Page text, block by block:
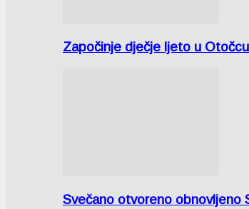
Započinje dječje ljeto u Otočcu
Svečano otvoreno obnovljeno